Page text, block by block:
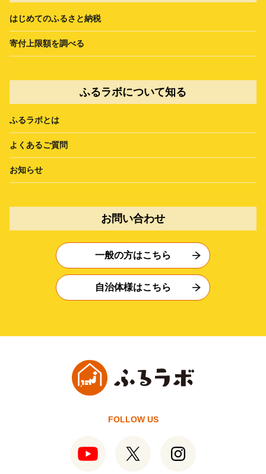
はじめてのふるさと納税
寄付上限額を調べる
ふるラボについて知る
ふるラボとは
よくあるご質問
お知らせ
お問い合わせ
一般の方はこちら
自治体様はこちら
FOLLOW US